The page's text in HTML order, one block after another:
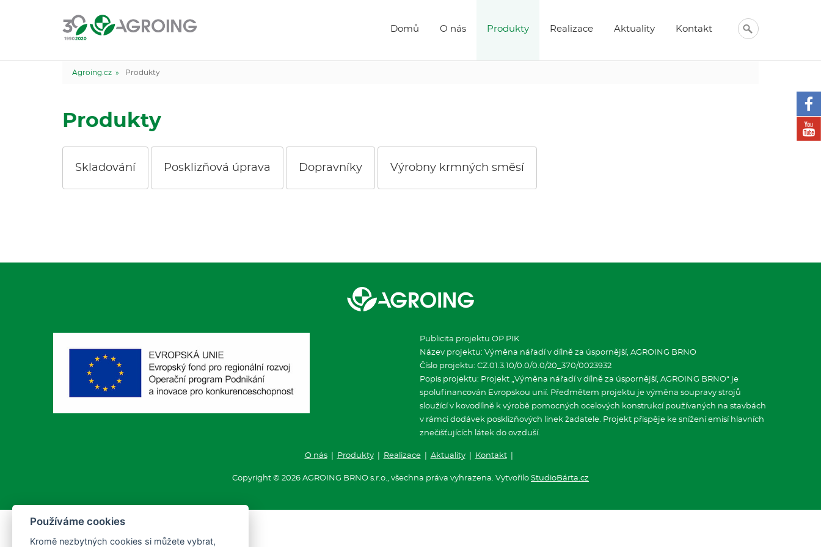
Domů O nás Produkty Realizace Aktuality Kontakt
Agroing.cz » Produkty
Produkty
Skladování Posklizňová úprava Dopravníky Výrobny krmných směsí
Publicita projektu OP PIK
Název projektu: Výměna nářadí v dílně za úspornější, AGROING BRNO
Číslo projektu: CZ.01.3.10/0.0/0.0/20_370/0023932
Popis projektu: Projekt „Výměna nářadí v dílně za úspornější, AGROING BRNO“ je
spolufinancován Evropskou unií. Předmětem projektu je výměna soupravy strojů
sloužící v kovodílně k výrobě pomocných ocelových konstrukcí používaných na stavbách
v rámci dodávek posklizňových linek žadatele. Projekt přispěje ke snížení emisí hlavních
znečišťujících látek do ovzduší.
O nás| Produkty| Realizace| Aktuality| Kontakt|
Copyright © 2026 AGROING BRNO s.r.o., všechna práva vyhrazena. Vytvořilo StudioBárta.cz
Používáme cookies
Kromě nezbytných cookies si můžete vybrat,